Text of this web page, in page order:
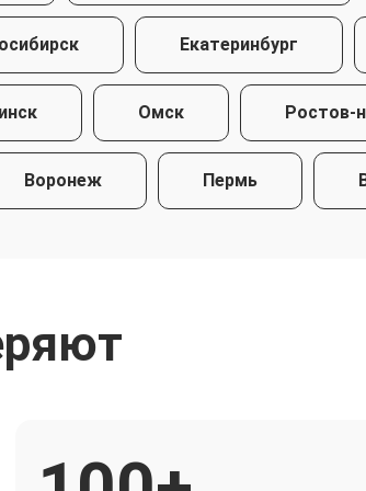
Екатеринбург
Омск Ростов-
Воронеж Пермь